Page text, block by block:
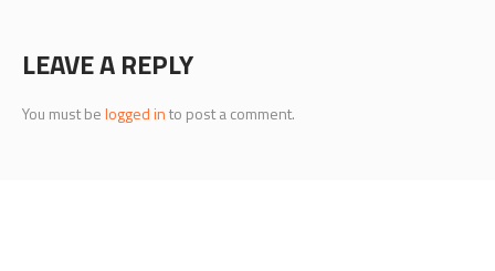
LEAVE A REPLY
You must belogged into post a comment.